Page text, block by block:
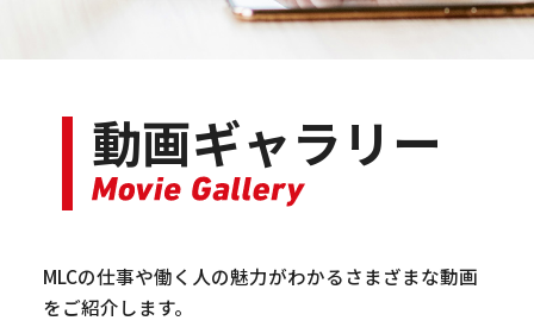
動画ギャラリー
MLCの仕事や働く人の魅力がわかるさまざまな動画
をご紹介します。